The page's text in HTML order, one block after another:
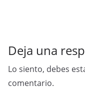
Deja una
Lo siento, debes
comentario.